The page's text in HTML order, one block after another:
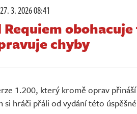
27. 3. 2026 08:41
Requiem
chyby
1.200, který kromě oprav
hráči přáli od vydání této